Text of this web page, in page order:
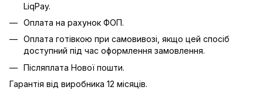
LiqPay.
Оплата на рахунок ФОП.
Оплата готівкою при самовивозі, якщо цей спосіб
доступний під час оформлення замовлення.
Післяплата Нової пошти.
Гарантія від виробника 12 місяців.